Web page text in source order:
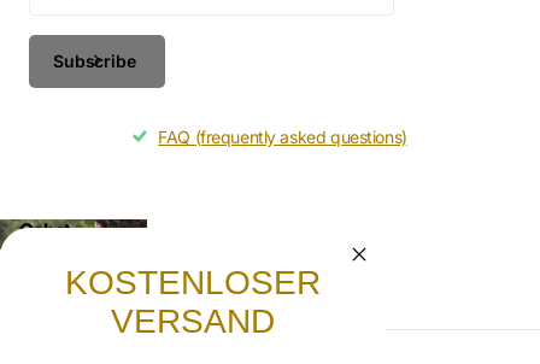
Subscribe
FAQ (frequently asked questions)
Gebet
Lasst uns beten, dass die frohe Botschaft von
Jesus Christus weitergetragen wird.
KOSTENLOSER
VERSAND